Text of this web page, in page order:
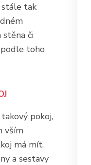
stále tak
stěna či
toho
pokoj,
vším
má mít.
a sestavy